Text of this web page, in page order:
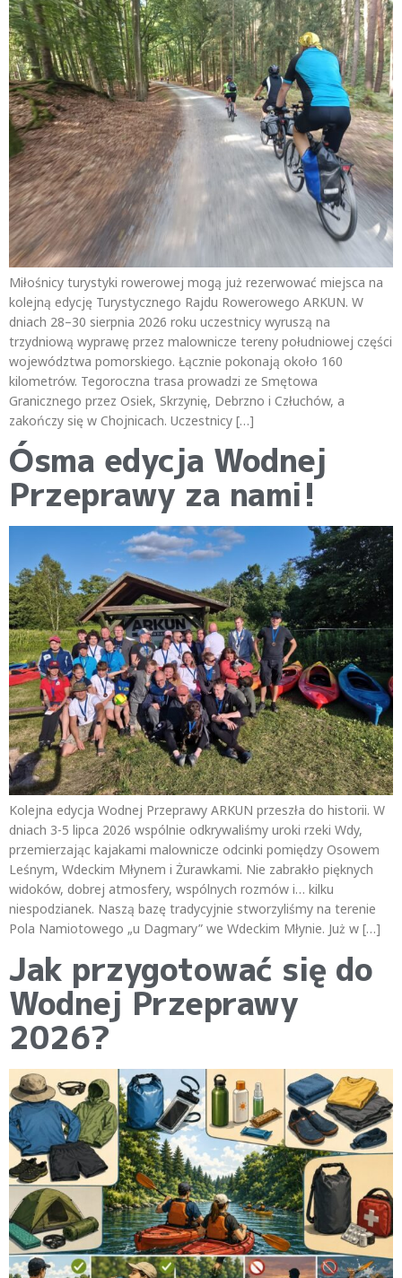
Miłośnicy turystyki rowerowej mogą już rezerwować miejsca na
kolejną edycję Turystycznego Rajdu Rowerowego ARKUN. W
dniach 28–30 sierpnia 2026 roku uczestnicy wyruszą na
trzydniową wyprawę przez malownicze tereny południowej części
województwa pomorskiego. Łącznie pokonają około 160
kilometrów. Tegoroczna trasa prowadzi ze Smętowa
Granicznego przez Osiek, Skrzynię, Debrzno i Człuchów, a
zakończy się w Chojnicach. Uczestnicy […]
Ósma edycja Wodnej
Przeprawy za nami!
Kolejna edycja Wodnej Przeprawy ARKUN przeszła do historii. W
dniach 3-5 lipca 2026 wspólnie odkrywaliśmy uroki rzeki Wdy,
przemierzając kajakami malownicze odcinki pomiędzy Osowem
Leśnym, Wdeckim Młynem i Żurawkami. Nie zabrakło pięknych
widoków, dobrej atmosfery, wspólnych rozmów i… kilku
niespodzianek. Naszą bazę tradycyjnie stworzyliśmy na terenie
Pola Namiotowego „u Dagmary” we Wdeckim Młynie. Już w […]
Jak przygotować się do
Wodnej Przeprawy
2026?